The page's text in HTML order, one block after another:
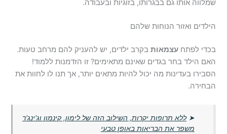
שמלווה אותו גם בבגרותו, בזוגיות ובעבודה.
הילדים ואזור הנוחות שלהם
בכדי לפתחעצמאות בקרב ילדים, יש להעניק להם מרחב טעות.
האם הילד בחר בגדים שאינם מתאימים? זו הזדמנות ללמוד!
הסבירו בעדינות מה יכול להיות מתאים יותר, אך תנו לו לחוות את
הבחירה.
➤ללא תרופות יקרות, השילוב הזה של לימון, קינמון וג'ינג'ר
משפר את הבריאות באופן טבעי